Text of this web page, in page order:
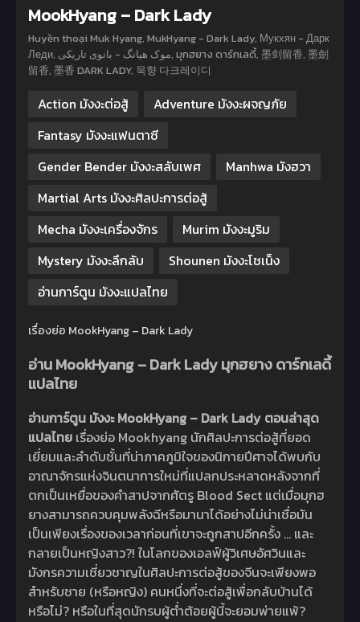
MookHyang – Dark Lady
Huyền thoại Muk Hyang, MukHyang - Dark Lady, Мукхян - Дарк
Леди, موک هیانگ - بانوی تاریکی, มุกฮยาง ดาร์กเลดี้, 墨剑留香, 墨劍
留香, 墨香 DARK LADY, 묵향 다크레이디
Action มังงะต่อสู้
Adventure มังงะผจญภัย
Fantasy มังงะแฟนตาซี
Gender Bender มังงะสลับเพศ
Manhwa มังฮวา
Martial Arts มังงะศิลปะการต่อสู้
Mecha มังงะเครื่องจักร
Murim มังงะมูริม
Mystery มังงะลึกลับ
Shounen มังงะโชเน็ง
อ่านการ์ตูน มังงะแปลไทย
เรื่องย่อ MookHyang – Dark Lady
อ่าน MookHyang – Dark Lady มุกฮยาง ดาร์กเลดี้
แปลไทย
อ่านการ์ตูน มังงะ MookHyang – Dark Lady ตอนล่าสุด
แปลไทย เรื่องย่อ Mookhyang นักศิลปะการต่อสู้ที่ยอด
เยี่ยมและลำดับชั้นที่น่าภาคภูมิใจของนิกายปีศาจได้พบกับ
อาณาจักรแห่งจินตนาการใหม่ที่แปลกประหลาดหลังจากที่
ตกเป็นเหยื่อของคำสาปจากศัตรู Blood Sect แต่เมื่อมุกฮ
ยางสามารถควบคุมพลังฉีหรือมานาได้อย่างไม่น่าเชื่อมัน
เป็นเพียงเรื่องของเวลาก่อนที่เขาจะถูกสาปอีกครั้ง … และ
กลายเป็นหญิงสาว?! ในโลกของเอลฟ์ผู้วิเศษอัศวินและ
มังกรความเชี่ยวชาญในศิลปะการต่อสู้ของจีนจะเพียงพอ
สำหรับชาย (หรือหญิง) คนหนึ่งที่จะต่อสู้เพื่อกลับบ้านได้
หรือไม่? หรือในที่สุดนักรบผู้ต่ำต้อยผู้นี้จะยอมพ่ายแพ้?